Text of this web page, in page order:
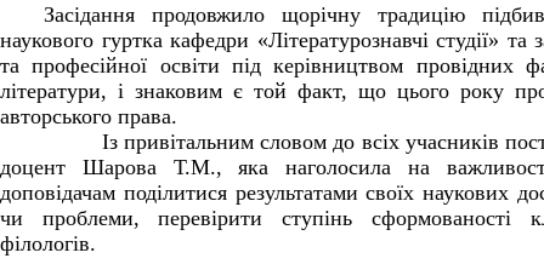
Засідання продовжило щорічну традицію
наукового гуртка кафедри «Літературознавчі студії» та
та професійної освіти під керівництвом провідних
літератури, і знаковим є той факт, що цього року
авторського права.
Із привітальним словом до всіх учасників
доцент Шарова Т.М., яка наголосила на
доповідачам поділитися результатами своїх наукових
чи проблеми, перевірити ступінь сформованості
філологів.